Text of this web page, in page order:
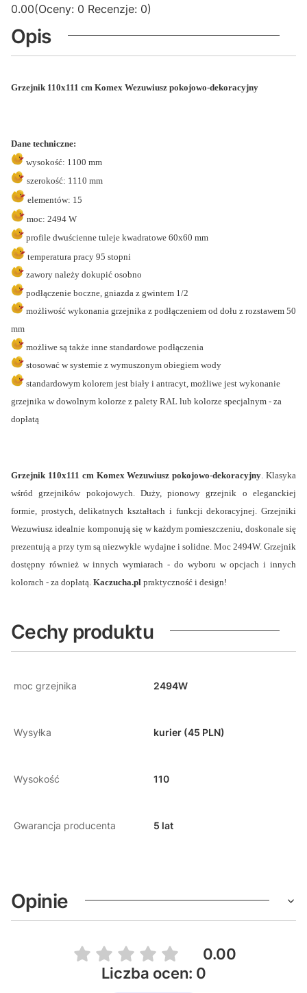
0.00(Oceny: 0 Recenzje: 0)
Opis
Grzejnik 110x111 cm Komex Wezuwiusz pokojowo-dekoracyjny
Dane techniczne:
wysokość: 1100 mm
szerokość: 1110 mm
elementów: 15
moc: 2494 W
profile dwuścienne tuleje kwadratowe 60x60 mm
temperatura pracy 95 stopni
zawory należy dokupić osobno
podłączenie boczne, gniazda z gwintem 1/2
możliwość wykonania grzejnika z podłączeniem od dołu z rozstawem 50
mm
możliwe są także inne standardowe podłączenia
stosować w systemie z wymuszonym obiegiem wody
standardowym kolorem jest biały i antracyt, możliwe jest wykonanie
grzejnika w dowolnym kolorze z palety RAL lub kolorze specjalnym - za
dopłatą
Grzejnik 110x111 cm Komex Wezuwiusz pokojowo-dekoracyjny. Klasyka
wśród grzejników pokojowych. Duży, pionowy grzejnik o eleganckiej
formie, prostych, delikatnych kształtach i funkcji dekoracyjnej. Grzejniki
Wezuwiusz idealnie komponują się w każdym pomieszczeniu, doskonale się
prezentują a przy tym są niezwykle wydajne i solidne. Moc 2494W. Grzejnik
dostępny również w innych wymiarach - do wyboru w opcjach i innych
kolorach - za dopłatą. Kaczucha.pl praktyczność i design!
Cechy produktu
moc grzejnika 2494W
Wysyłka kurier (45 PLN)
Wysokość 110
Gwarancja producenta 5 lat
Opinie
0.00
Liczba ocen: 0